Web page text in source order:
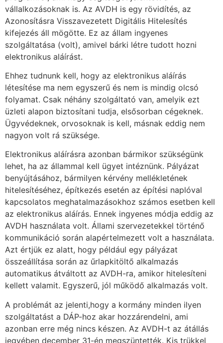
vállalkozásoknak is. Az AVDH is egy rövidítés, az
Azonosításra Visszavezetett Digitális Hitelesítés
kifejezés áll mögötte. Ez az állam ingyenes
szolgáltatása (volt), amivel bárki létre tudott hozni
elektronikus aláírást.
Ehhez tudnunk kell, hogy az elektronikus aláírás
létesítése ma nem egyszerű és nem is mindig olcsó
folyamat. Csak néhány szolgáltató van, amelyik ezt
üzleti alapon biztosítani tudja, elsősorban cégeknek.
Ügyvédeknek, orvosoknak is kell, másnak eddig nem
nagyon volt rá szüksége.
Elektronikus aláírásra azonban bármikor szükségünk
lehet, ha az állammal kell ügyet intéznünk. Pályázat
benyújtásához, bármilyen kérvény mellékletének
hitelesítéséhez, építkezés esetén az építési naplóval
kapcsolatos meghatalmazásokhoz számos esetben kell
az elektronikus aláírás. Ennek ingyenes módja eddig az
AVDH használata volt. Állami szervezetekkel történő
kommunikáció során alapértelmezett volt a használata.
Azt értjük ez alatt, hogy például egy pályázat
összeállítása során az űrlapkitöltő alkalmazás
automatikus átváltott az AVDH-ra, amikor hitelesíteni
kellett valamit. Egyszerű, jól működő alkalmazás volt.
A problémát az jelenti,hogy a kormány minden ilyen
szolgáltatást a DÁP-hoz akar hozzárendelni, ami
azonban erre még nincs készen. Az AVDH-t az átállás
jegyében december 31-én megszüntették. Kis trükkel